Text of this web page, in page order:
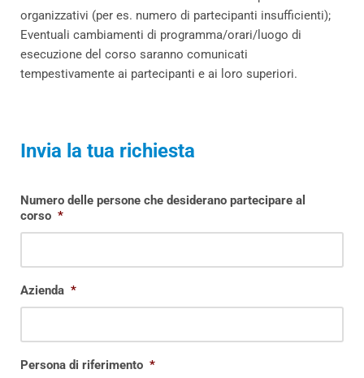
organizzativi (per es. numero di partecipanti insufficienti);
Eventuali cambiamenti di programma/orari/luogo di
esecuzione del corso saranno comunicati
tempestivamente ai partecipanti e ai loro superiori.
Invia la tua richiesta
Numero delle persone che desiderano partecipare al
corso *
Azienda *
Persona di riferimento *